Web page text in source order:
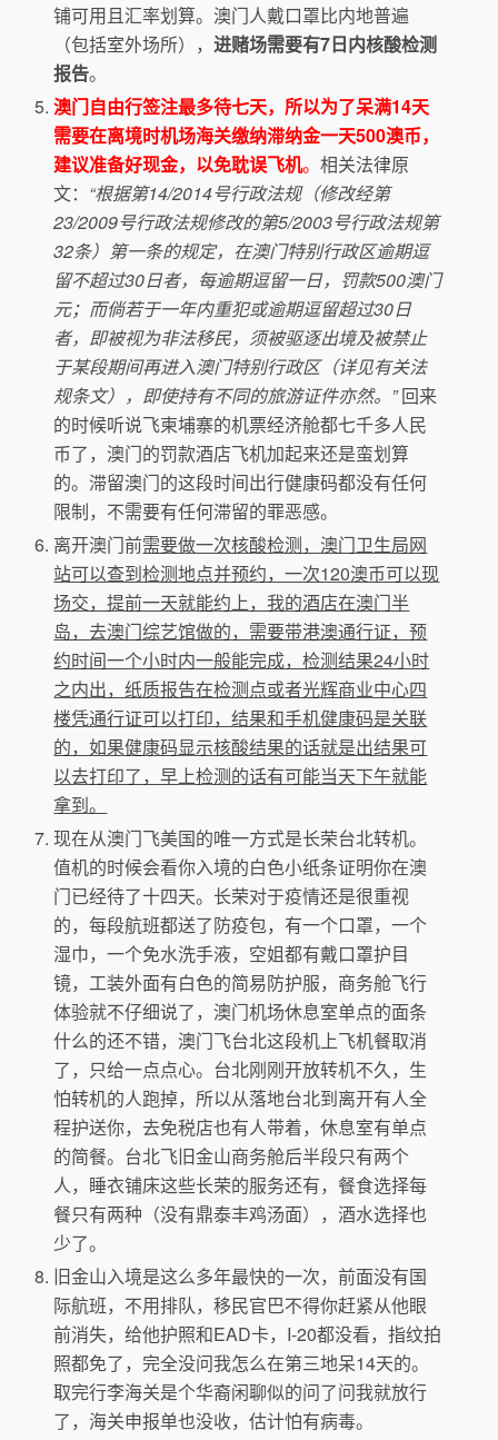
铺可用且汇率划算。澳门人戴口罩比内地普遍
（包括室外场所），进赌场需要有7日内核酸检测
报告。
澳门自由行签注最多待七天，所以为了呆满14天
需要在离境时机场海关缴纳滞纳金一天500澳币，
建议准备好现金，以免耽误飞机。相关法律原
文： “根据第14/2014号行政法规（修改经第
23/2009号行政法规修改的第5/2003号行政法规第
32条）第一条的规定，在澳门特别行政区逾期逗
留不超过30日者，每逾期逗留一日，罚款500澳门
元；而倘若于一年内重犯或逾期逗留超过30日
者，即被视为非法移民，须被驱逐出境及被禁止
于某段期间再进入澳门特别行政区（详见有关法
规条文），即使持有不同的旅游证件亦然。”回来
的时候听说飞柬埔寨的机票经济舱都七千多人民
币了，澳门的罚款酒店飞机加起来还是蛮划算
的。滞留澳门的这段时间出行健康码都没有任何
限制，不需要有任何滞留的罪恶感。
离开澳门前需要做一次核酸检测，澳门卫生局网
站可以查到检测地点并预约，一次120澳币可以现
场交，提前一天就能约上，我的酒店在澳门半
岛，去澳门综艺馆做的，需要带港澳通行证，预
约时间一个小时内一般能完成，检测结果24小时
之内出，纸质报告在检测点或者光辉商业中心四
楼凭通行证可以打印，结果和手机健康码是关联
的，如果健康码显示核酸结果的话就是出结果可
以去打印了，早上检测的话有可能当天下午就能
拿到。
现在从澳门飞美国的唯一方式是长荣台北转机。
值机的时候会看你入境的白色小纸条证明你在澳
门已经待了十四天。长荣对于疫情还是很重视
的，每段航班都送了防疫包，有一个口罩，一个
湿巾，一个免水洗手液，空姐都有戴口罩护目
镜，工装外面有白色的简易防护服，商务舱飞行
体验就不仔细说了，澳门机场休息室单点的面条
什么的还不错，澳门飞台北这段机上飞机餐取消
了，只给一点点心。台北刚刚开放转机不久，生
怕转机的人跑掉，所以从落地台北到离开有人全
程护送你，去免税店也有人带着，休息室有单点
的简餐。台北飞旧金山商务舱后半段只有两个
人，睡衣铺床这些长荣的服务还有，餐食选择每
餐只有两种（没有鼎泰丰鸡汤面），酒水选择也
少了。
旧金山入境是这么多年最快的一次，前面没有国
际航班，不用排队，移民官巴不得你赶紧从他眼
前消失，给他护照和EAD卡，I-20都没看，指纹拍
照都免了，完全没问我怎么在第三地呆14天的。
取完行李海关是个华裔闲聊似的问了问我就放行
了，海关申报单也没收，估计怕有病毒。